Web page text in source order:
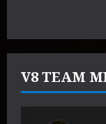
V8 TEAM